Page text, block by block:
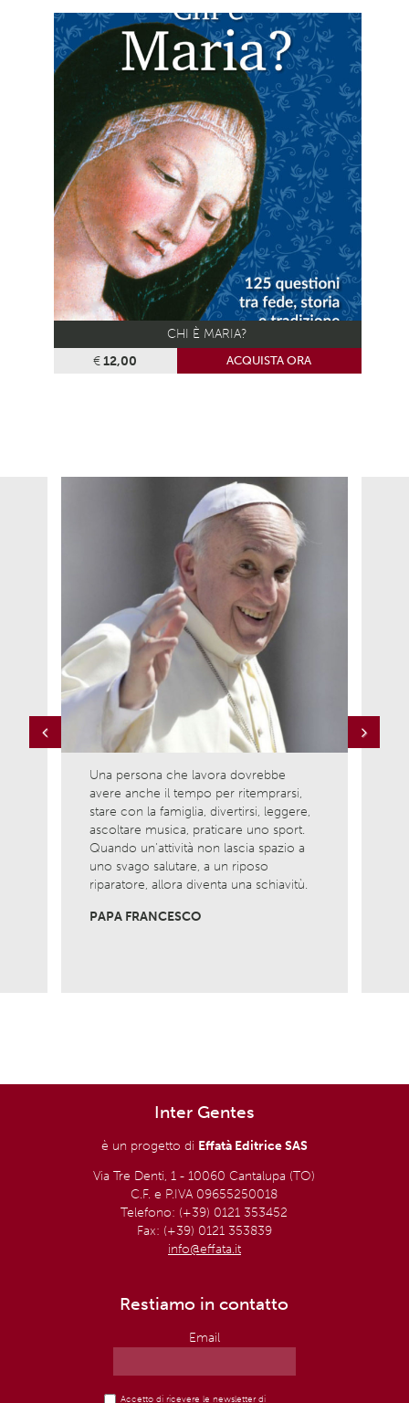
CHI È MARIA?
€12,00 ACQUISTA ORA
Una persona che lavora dovrebbe
avere anche il tempo per ritemprarsi,
stare con la famiglia, divertirsi, leggere,
ascoltare musica, praticare uno sport.
Quando un’attività non lascia spazio a
uno svago salutare, a un riposo
riparatore, allora diventa una schiavitù.
PAPA FRANCESCO
Previous
Inter Gentes
è un progetto di Effatà Editrice SAS
Via Tre Denti, 1 - 10060 Cantalupa (TO)
C.F. e P.IVA 09655250018
Telefono: (+39) 0121 353452
Fax: (+39) 0121 353839
info@effata.it
Restiamo in contatto
Email
Accetto di ricevere le newsletter di